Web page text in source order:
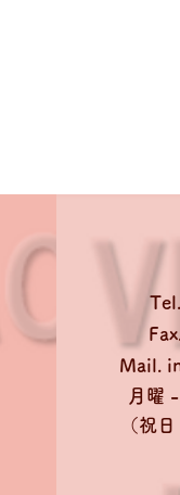
Mail.
月曜
（祝